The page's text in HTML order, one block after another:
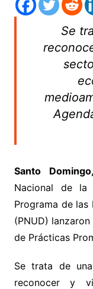
Se
Santo
Nacional de la
Programa de las
(PNUD)
de Prácticas
Se trata de
reconocer y